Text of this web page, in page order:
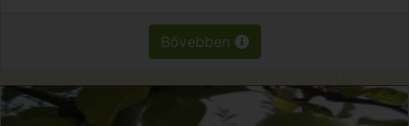
Bővebben